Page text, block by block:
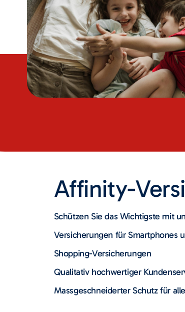
Affinity-
Schützen Sie das Wichtigste mit
Versicherungen für Smartphones
Shopping-Versicherungen
Qualitativ hochwertiger
Massgeschneiderter Schutz für alle